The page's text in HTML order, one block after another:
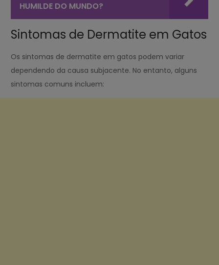
HUMILDE DO MUNDO?
Sintomas de Dermatite em Gatos
Os sintomas de dermatite em gatos podem variar
dependendo da causa subjacente. No entanto, alguns
sintomas comuns incluem: